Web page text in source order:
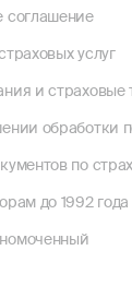
соглашение
услуг
и
обработки
по
до 1992 года